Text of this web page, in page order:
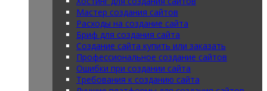
Мастер создания сайтов
Расходы на создание сайта
Бриф для создания сайта
Создание сайта купить или заказать
Профессиональное создание сайтов
Ошибки при создании сайта
Требования к созданию сайта